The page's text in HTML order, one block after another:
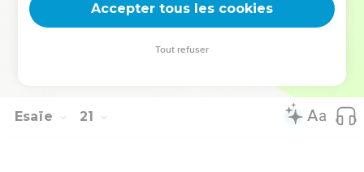
maintenant trouver le salut ? »
© Société biblique française – Bibli’O, 1997, avec autorisation. Pour vous procurer
Esaïe 21
Accepter tous les cookies
Tout refuser